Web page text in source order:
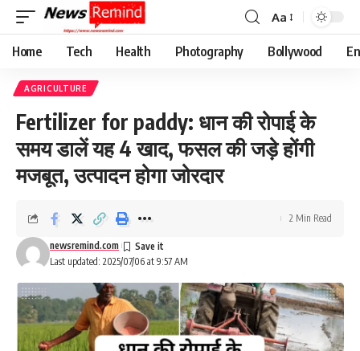
Font
Resizer
Aa
Home Tech Health Photography Bollywood
AGRICULTURE
Fertilizer for paddy: धान की रोपाई के
समय डालें यह 4 खाद, फसल की जड़े होंगी
मजबूत, उत्पादन होगा जोरदार
Last updated: 2025/07/06 at 9:57 AM
newsremind.com
2 Min Read